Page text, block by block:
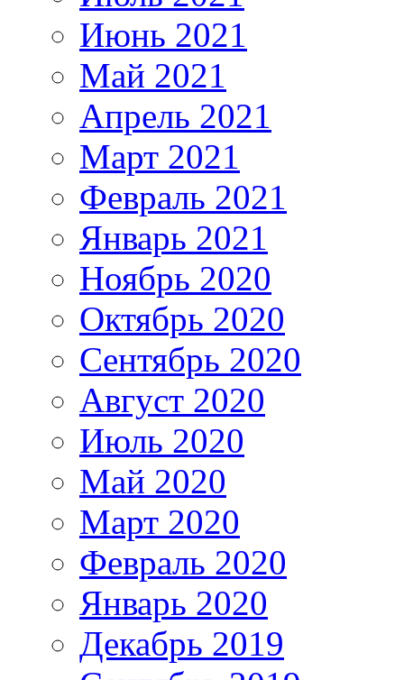
Июнь 2021
Май 2021
Апрель 2021
Март 2021
Февраль 2021
Январь 2021
Ноябрь 2020
Октябрь 2020
Сентябрь 2020
Август 2020
Июль 2020
Май 2020
Март 2020
Февраль 2020
Январь 2020
Декабрь 2019